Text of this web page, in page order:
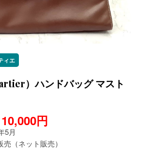
ィエ
）ハンドバッグ マスト
10,000円
5月
売（ネット販売）